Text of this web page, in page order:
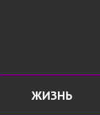
ЖИЗНЬ